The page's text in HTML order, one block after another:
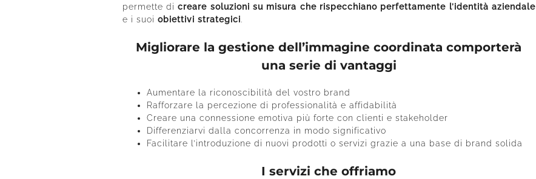
permette dicreare soluzioni su misura che rispecchiano perfettamente l’identità aziendale
e i suoi obiettivi strategici
Migliorare la gestione dell’immagine coordinata comporterà
una serie di vantaggi
Aumentare la riconoscibilità del vostro brand
Rafforzare la percezione di professionalità e affidabilità
Creare una connessione emotiva più forte con clienti e stakeholder
Differenziarvi dalla concorrenza in modo significativo
Facilitare l’introduzione di nuovi prodotti o servizi grazie a una base di brand solida
I servizi che offriamo